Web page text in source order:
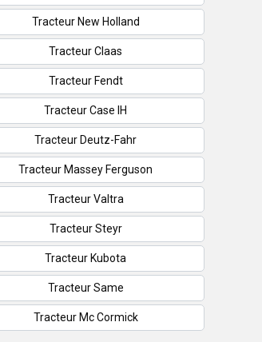
Tracteur New Holland
Tracteur Claas
Tracteur Fendt
Tracteur Case IH
Tracteur Deutz-Fahr
Tracteur Massey Ferguson
Tracteur Valtra
Tracteur Steyr
Tracteur Kubota
Tracteur Same
Tracteur Mc Cormick